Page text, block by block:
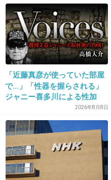
2件の返信
2019/10/24(木) 17:11:47
>>15
25. 匿名2019/10/24(木) 17:12:07
「近藤真彦が使っていた部屋
で…」「性器を握らされる」
ジャニー喜多川による性加
害、語り始めた被害者たち
《徹底取材の裏側》
2026年8月8日